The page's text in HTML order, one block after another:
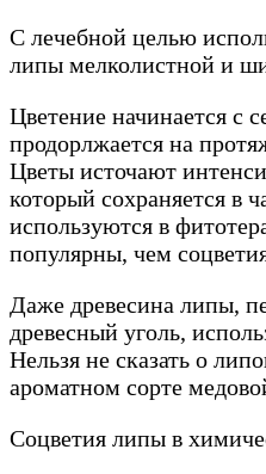
С лечебной целью
липы мелколистной и
Цветение начинается с
продорлжается на
Цветы источают
который сохраняется в
используются в
популярны, чем
Даже древесина липы,
древесный уголь,
Нельзя не сказать о
ароматном сорте
Соцветия липы в